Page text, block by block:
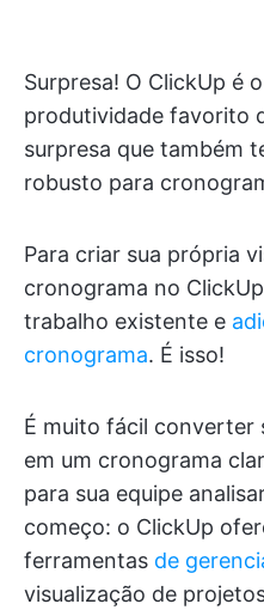
Surpresa! O ClickUp é
produtividade favorito
surpresa que também
robusto para
Para criar sua própria
cronograma no
trabalho existente e
cronograma. É isso!
É muito fácil converter
em um cronograma
para sua equipe
começo: o ClickUp
ferramentas de
visualização de